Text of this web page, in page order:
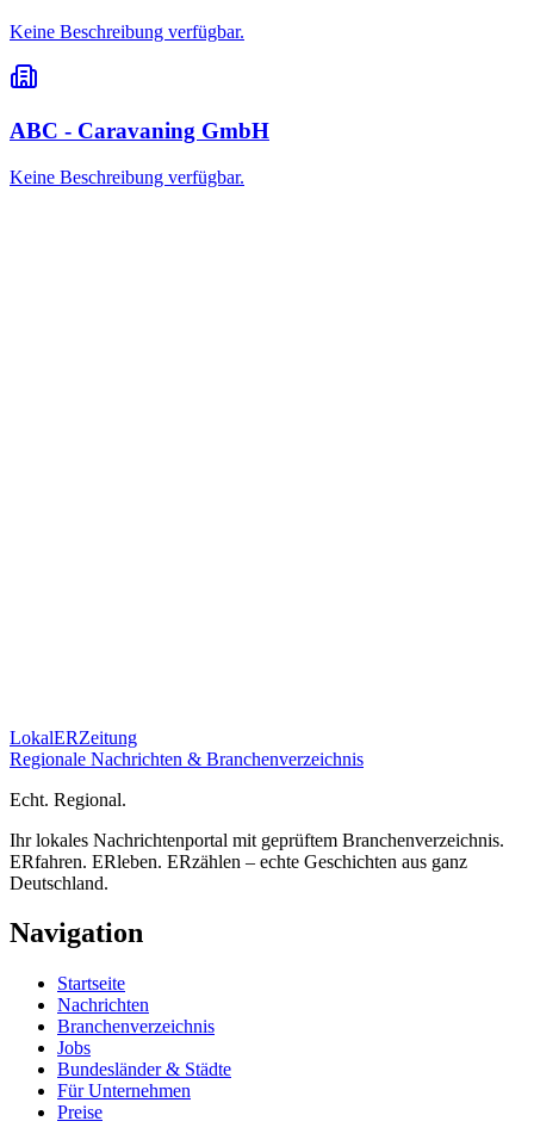
Keine Beschreibung verfügbar.
ABC - Caravaning GmbH
Keine Beschreibung verfügbar.
LokalERZeitung
Regionale Nachrichten & Branchenverzeichnis
Echt. Regional.
Ihr lokales Nachrichtenportal mit geprüftem Branchenverzeichnis.
ERfahren. ERleben. ERzählen – echte Geschichten aus ganz
Deutschland.
Navigation
Startseite
Nachrichten
Branchenverzeichnis
Jobs
Bundesländer & Städte
Für Unternehmen
Preise